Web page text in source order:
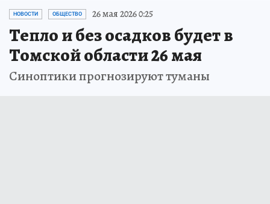
НОВОСТИ ОБЩЕСТВО 26 мая 2026 0:25
Тепло и без осадков будет в
Томской области 26 мая
Синоптики прогнозируют туманы